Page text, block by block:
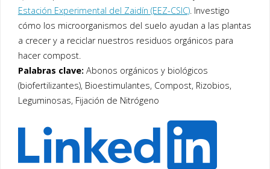
Estación Experimental del Zaidín (EEZ-CSIC). Investigo
cómo los microorganismos del suelo ayudan a las plantas
a crecer y a reciclar nuestros residuos orgánicos para
hacer compost.
Palabras clave:Abonos orgánicos y biológicos
(biofertilizantes), Bioestimulantes, Compost, Rizobios,
Leguminosas, Fijación de Nitrógeno